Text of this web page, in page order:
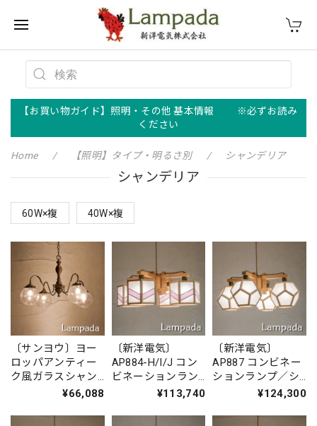
【お買い物ガイド】照明・その他 基本情報 ※必ずお読み
ください
Home 【照明】タイプ・明るさ別 シャンデリア
シャンデリア
60W×複 40W×複
〔サンヨウ〕ヨー
ロッパアンティー
ク風ガラスシャン
¥66,088
〔新洋電気〕
AP884-H/I/J コン
ビネーションラン
プ／シャンデリ
¥113,740
〔新洋電気〕
AP887 コンビネー
ションランプ／シ
ャンデリア 求
¥124,300